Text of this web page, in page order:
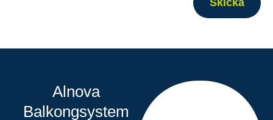
Skicka
Alnova
Balkongsystem